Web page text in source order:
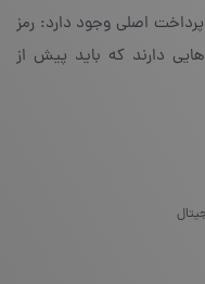
اصلی وجود دارد: رمز
دارند که باید پیش از